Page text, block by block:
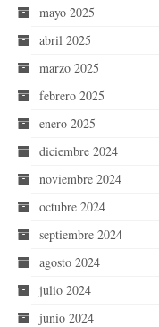
mayo 2025
abril 2025
marzo 2025
febrero 2025
enero 2025
diciembre 2024
noviembre 2024
octubre 2024
septiembre 2024
agosto 2024
julio 2024
junio 2024